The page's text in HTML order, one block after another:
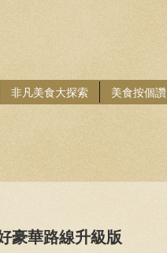
非凡美食大探索 美食按個讚
豪華路線升級版